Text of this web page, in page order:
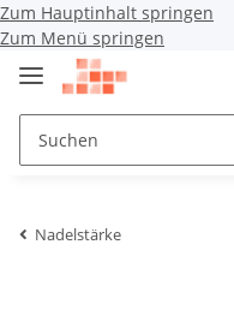
Zum Hauptinhalt springen
Zum Menü springen
Nadelstärke